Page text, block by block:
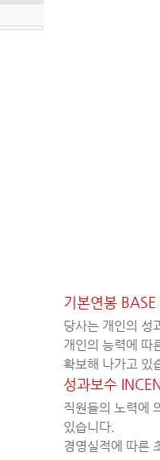
기본연봉
당사는 개인의 성
개인의 능력에 따
확보해 나가고 있
성과보수
직원들의 노력에
있습니다.
경영실적에 따른